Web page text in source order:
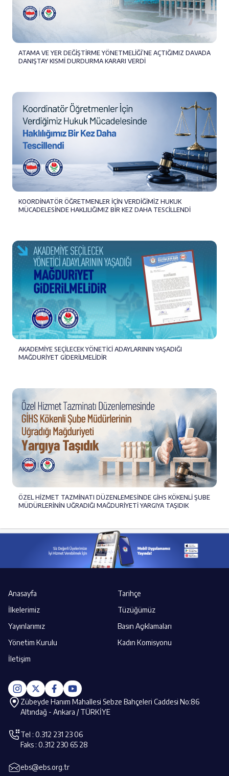
ATAMA VE YER DEĞİŞTİRME YÖNETMELİĞİ’NE AÇTIĞIMIZ DAVADA
DANIŞTAY KISMİ DURDURMA KARARI VERDİ
KOORDİNATÖR ÖĞRETMENLER İÇİN VERDİĞİMİZ HUKUK
MÜCADELESİNDE HAKLILIĞIMIZ BİR KEZ DAHA TESCİLLENDİ
AKADEMİYE SEÇİLECEK YÖNETİCİ ADAYLARININ YAŞADIĞI
MAĞDURİYET GİDERİLMELİDİR
ÖZEL HİZMET TAZMİNATI DÜZENLEMESİNDE GİHS KÖKENLİ ŞUBE
MÜDÜRLERİNİN UĞRADIĞI MAĞDURİYETİ YARGIYA TAŞIDIK
Anasayfa
Tarihçe
İlkelerimiz
Tüzüğümüz
Yayınlarımız
Basın Açıklamaları
Yönetim Kurulu
Kadın Komisyonu
İletişim
Zübeyde Hanım Mahallesi Sebze Bahçeleri Caddesi No:86
Altındağ - Ankara / TÜRKİYE
Tel : 0.312 231 23 06
Faks : 0.312 230 65 28
ebs@ebs.org.tr